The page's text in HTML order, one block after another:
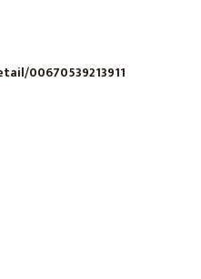
00670539213911